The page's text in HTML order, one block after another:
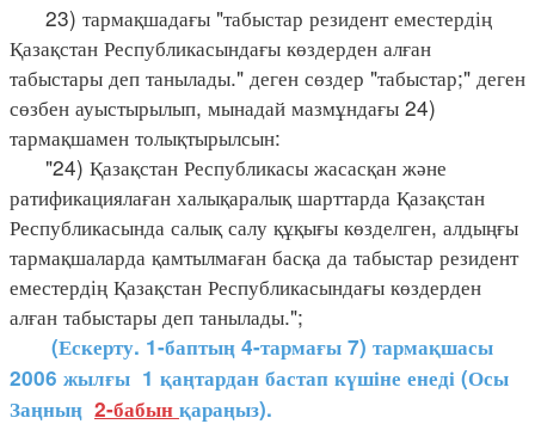
23) тармақшадағы "табыстар резидент еместердің
Қазақстан Республикасындағы көздерден алған
табыстары деп танылады." деген сөздер "табыстар;" деген
сөзбен ауыстырылып, мынадай мазмұндағы 24)
тармақшамен толықтырылсын:
"24) Қазақстан Республикасы жасасқан және
ратификациялаған халықаралық шарттарда Қазақстан
Республикасында салық салу құқығы көзделген, алдыңғы
тармақшаларда қамтылмаған басқа да табыстар резидент
еместердің Қазақстан Республикасындағы көздерден
алған табыстары деп танылады.";
(Ескерту. 1-баптың 4-тармағы 7) тармақшасы
2006 жылғы 1 қаңтардан бастап күшіне енеді (Осы
Заңның 2-бабын қараңыз).